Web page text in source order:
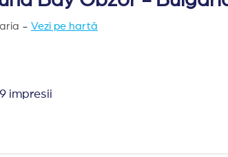
- Vezi pe hartă
impresii